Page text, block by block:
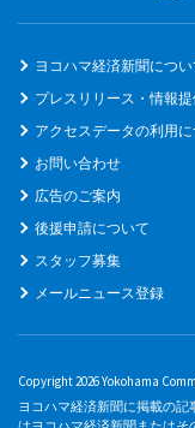
ヨコハマ経済新聞につい
プレスリリース・情報
アクセスデータの利用
お問い合わせ
広告のご案内
後援申請について
スタッフ募集
メールニュース登録
Copyright 2026 Yokohama
ヨコハマ経済新聞に掲載の